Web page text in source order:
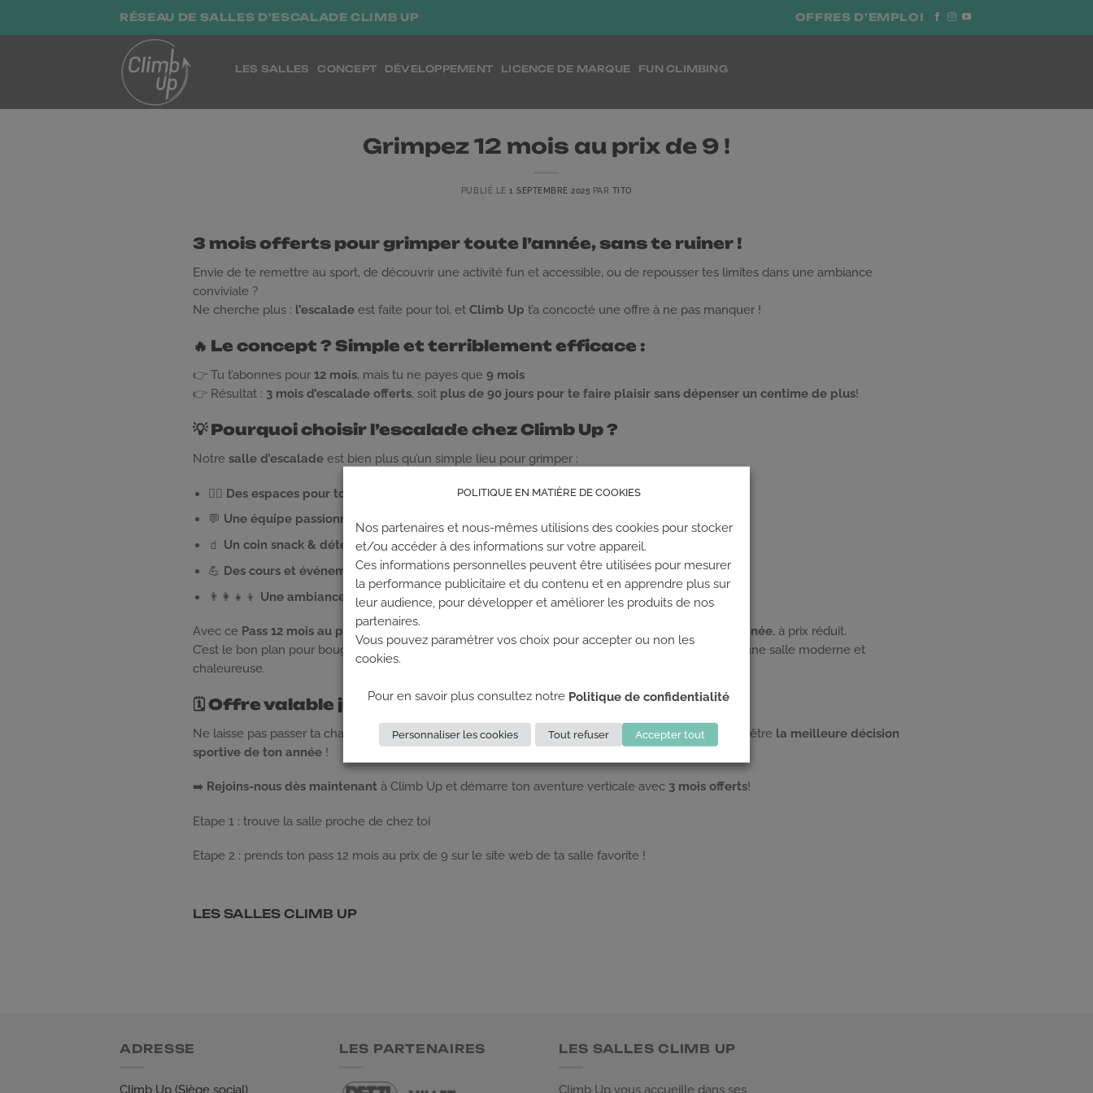
RÉSEAU DE SALLES D'ESCALADE CLIMB UP OFFRES D'EMPLOI
LES SALLES CONCEPT DÉVELOPPEMENT LICENCE DE MARQUE FUN CLIMBING
Grimpez 12 mois au prix de 9 !
PUBLIÉ LE1 SEPTEMBRE 2025 PAR TITO
3 mois offerts pour grimper toute l’année, sans te ruiner !
Envie de te remettre au sport, de découvrir une activité fun et accessible, ou de repousser tes limites dans une ambiance
conviviale ?
Ne cherche plus : l’escalade est faite pour toi, et Climb Up t’a concocté une offre à ne pas manquer !
🔥 Le concept ? Simple et terriblement efficace :
👉 Tu t’abonnes pour 12 mois, mais tu ne payes que 9 mois
👉 Résultat : 3 mois d’escalade offerts, soit plus de 90 jours pour te faire plaisir sans dépenser un centime de plus!
💡 Pourquoi choisir l’escalade chez Climb Up ?
Notre salle d’escalade est bien plus qu’un simple lieu pour grimper :
🧗‍♂️ Des espaces pour tous les niveaux
💬 Une équipe passionnée
🧃 Un coin snack & détente, pour te poser entre deux séances
💪 Des cours et événementstoute l’année pour progresser et t’amuser
👨‍👩‍👧‍👦 Une ambiance familiale et motivante , ouverte à tous les âges
Avec ce Pass 12 mois au prix de 9 toute l’année, à prix réduit.
C’est le bon plan pour bouger, te dépasser, et rejoindre une vraie communauté de grimpeurs dans une salle moderne et
chaleureuse.
🗓 Offre valable jusqu’au 30 septembre 2025
Ne laisse pas passer ta chance : cette offre estdisponible pour une durée limitéeet pourrait bien être la meilleure décision
sportive de ton année !
➡️ Rejoins-nous dès maintenant à Climb Up et démarre ton aventure verticale avec 3 mois offerts!
Etape 1 : trouve la salle proche de chez toi
Etape 2 : prends ton pass 12 mois au prix de 9 sur le site web de ta salle favorite !
LES SALLES CLIMB UP
ADRESSE
Climb Up (Siège social)
LES PARTENAIRES LES SALLES CLIMB UP
Climb Up vous accueille dans ses
POLITIQUE EN MATIÈRE DE COOKIES
Nos partenaires et nous-mêmes utilisions des cookies pour stocker
et/ou accéder à des informations sur votre appareil.
Ces informations personnelles peuvent être utilisées pour mesurer
la performance publicitaire et du contenu et en apprendre plus sur
leur audience, pour développer et améliorer les produits de nos
partenaires.
Vous pouvez paramétrer vos choix pour accepter ou non les
cookies.
Pour en savoir plus consultez notre Politique de confidentialité
Personnaliser les cookies Tout refuser Accepter tout